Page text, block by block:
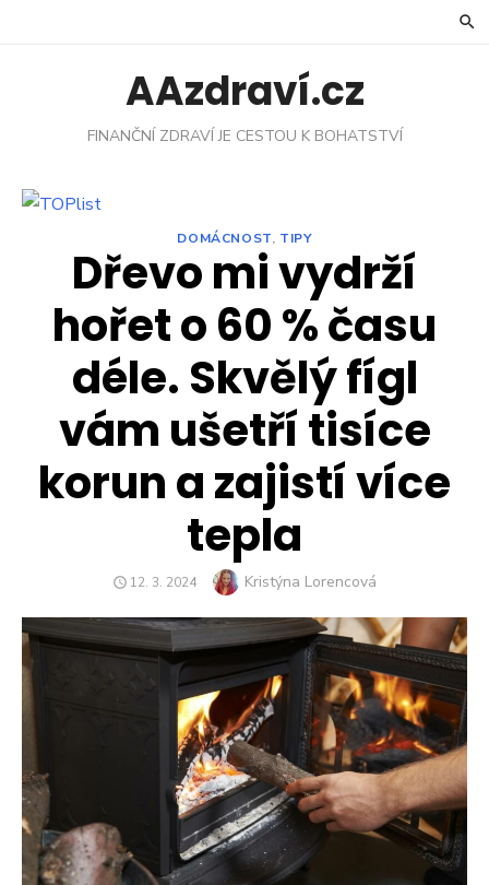
AAzdraví.cz
FINANČNÍ ZDRAVÍ JE CESTOU K BOHATSTVÍ
DOMÁCNOST, TIPY
Dřevo mi vydrží
hořet o 60 % času
déle. Skvělý fígl
vám ušetří tisíce
korun a zajistí více
tepla
POSTED
12. 3. 2024 Author
Kristýna Lorencová